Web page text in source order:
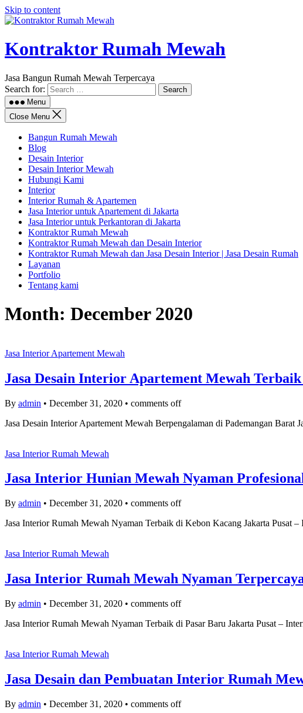
Skip to content
Kontraktor Rumah Mewah
Jasa Bangun Rumah Mewah Terpercaya
Search for:
Menu
Close Menu
Bangun Rumah Mewah
Blog
Desain Interior
Desain Interior Mewah
Hubungi Kami
Interior
Interior Rumah & Apartemen
Jasa Interior untuk Apartement di Jakarta
Jasa Interior untuk Perkantoran di Jakarta
Kontraktor Rumah Mewah
Kontraktor Rumah Mewah dan Desain Interior
Kontraktor Rumah Mewah dan Jasa Desain Interior | Jasa Desain Rumah
Layanan
Portfolio
Tentang kami
Month: December 2020
Jasa Interior Apartement Mewah
Jasa Desain Interior Apartement Mewah
By admin • December 31, 2020 • comments off
Jasa Desain Interior Apartement Mewah Berpengalaman di Pademangan
Jasa Interior Rumah Mewah
Jasa Interior Hunian Mewah Nyaman
By admin • December 31, 2020 • comments off
Jasa Interior Rumah Mewah Nyaman Terbaik di Kebon Kacang Jakarta Pusat
Jasa Interior Rumah Mewah
Jasa Interior Rumah Mewah Nyaman
By admin • December 31, 2020 • comments off
Jasa Interior Rumah Mewah Nyaman Terbaik di Pasar Baru Jakarta Pusat –
Jasa Interior Rumah Mewah
Jasa Desain dan Pembuatan Interior Rumah
By admin • December 31, 2020 • comments off